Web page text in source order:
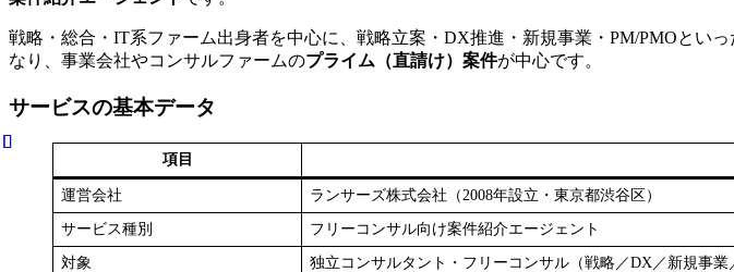
戦略・総合・IT系ファーム出身者を中心に、戦略立案・DX推進・新規事業・PM/PMOとい
なり、事業会社やコンサルファームのプライム（直請け）案件が中心です。
サービスの基本データ
項目
運営会社 ランサーズ株式会社（2008年設立・東京都渋谷区）
サービス種別 フリーコンサル向け案件紹介エージェント
対象 独立コンサルタント・フリーコンサル（戦略／DX／新規事業